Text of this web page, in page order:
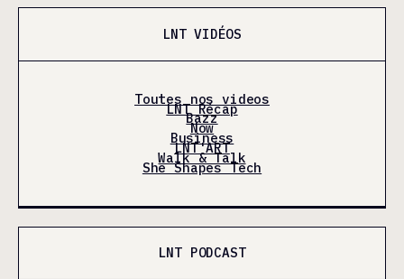
LNT VIDÉOS
Toutes nos videos
LNT Récap
Bazz
Now
Business
LNT'ART
Walk & Talk
She Shapes Tech
LNT PODCAST